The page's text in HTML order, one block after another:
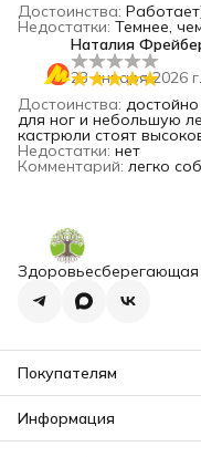
Достоинства:
Недостатки: Темнее,
Наталия
23 января 2026 г.
Достоинства: достойно выглядит.
для ног и небольшую
кастрюли стоят
Недостатки: нет
Комментарий: легко
Здоровьесберегающая
Покупателям
Отзывы
Сертификаты
Оплата
Информация
Оферта